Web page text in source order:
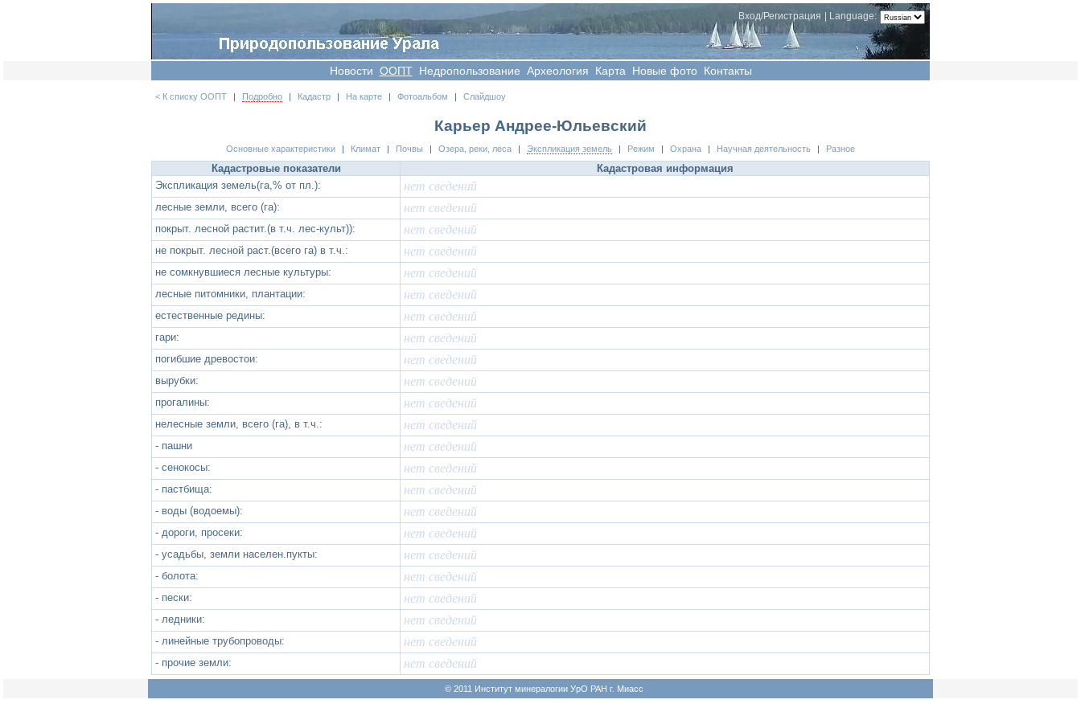
Language:
Вход/Регистрация
Новости OOПT Недропользование Археология Карта Новые фото Контакты
< К списку ООПТ | Подробно | Кадастр | На карте | Фотоальбом | Слайдшоу
Карьер Андрее-Юльевский
Основные характеристики Климат Почвы Озера, реки, леса Экспликация земель Режим Охрана Научная деятельность Разное
Кадастровые показатели
Кадастровая информация
Экспликация земель(га,% от пл.):
нет сведений
лесные земли, всего (га): нет сведений
покрыт. лесной растит.(в т.ч. лес-культ)): нет сведений
не покрыт. лесной раст.(всего га) в т.ч.: нет сведений
не сомкнувшиеся лесные культуры: нет сведений
лесные питомники, плантации: нет сведений
естественные редины: нет сведений
гари: нет сведений
погибшие древостои: нет сведений
вырубки: нет сведений
прогалины: нет сведений
нелесные земли, всего (га), в т.ч.: нет сведений
- пашни нет сведений
- сенокосы: нет сведений
- пастбища: нет сведений
- воды (водоемы): нет сведений
- дороги, просеки: нет сведений
- усадьбы, земли населен.пукты: нет сведений
- болота: нет сведений
- пески: нет сведений
- ледники: нет сведений
- линейные трубопроводы: нет сведений
- прочие земли: нет сведений
© 2011 Институт минералогии УрО РАН г. Миасс